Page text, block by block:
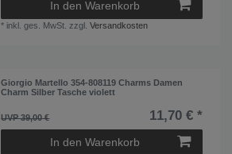
In den Warenkorb
* inkl. ges. MwSt. zzgl.Versandkosten
Giorgio Martello 354-808119 Charms Damen
Charm Silber Tasche violett
UVP 39,00 € 11,70 € *
In den Warenkorb